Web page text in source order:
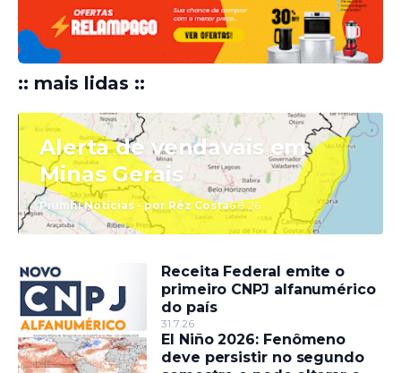
:: mais lidas ::
Alerta de vendavais em
Minas Gerais
Piumhi Notícias - por Rêz Costa6.8.26
Receita Federal emite o
primeiro CNPJ alfanumérico
do país
31.7.26
El Niño 2026: Fenômeno
deve persistir no segundo